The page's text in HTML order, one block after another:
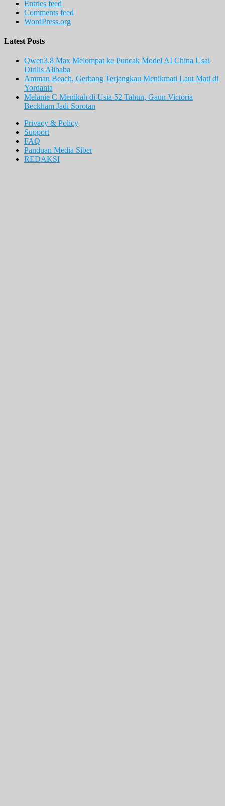
Entries feed
Comments feed
WordPress.org
Latest Posts
Qwen3.8 Max Melompat ke Puncak Model AI China Usai
Dirilis Alibaba
Amman Beach, Gerbang Terjangkau Menikmati Laut Mati di
Yordania
Melanie C Menikah di Usia 52 Tahun, Gaun Victoria
Beckham Jadi Sorotan
Privacy & Policy
Support
FAQ
Panduan Media Siber
REDAKSI